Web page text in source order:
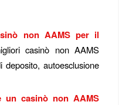
non AAMS per il
casinò non AAMS
autoesclusione
un casinò non AAMS